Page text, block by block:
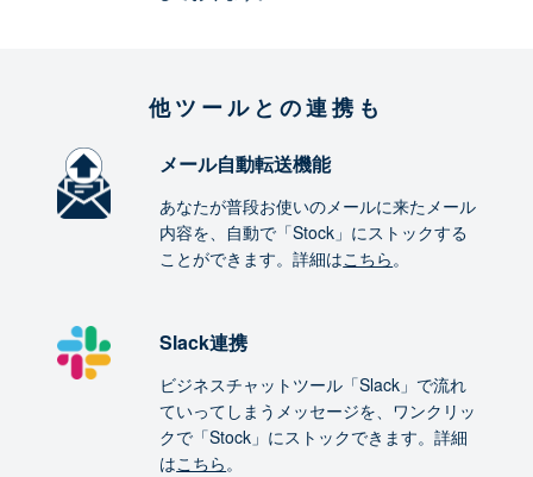
他ツールとの連携も
メール自動転送機能
あなたが普段お使いのメールに来たメール
内容を、自動で「Stock」にストックする
ことができます。詳細はこちら。
Slack連携
ビジネスチャットツール「Slack」で流れ
ていってしまうメッセージを、ワンクリッ
クで「Stock」にストックできます。詳細
はこちら。